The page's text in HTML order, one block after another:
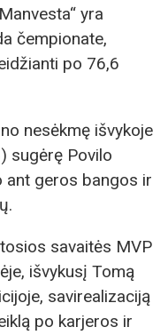
yra
čempionate,
po 76,6
nesėkmę išvykoje
sugėrę Povilo
ant geros bangos ir
savaitės MVP
išvykusį Tomą
savirealizaciją
po karjeros ir